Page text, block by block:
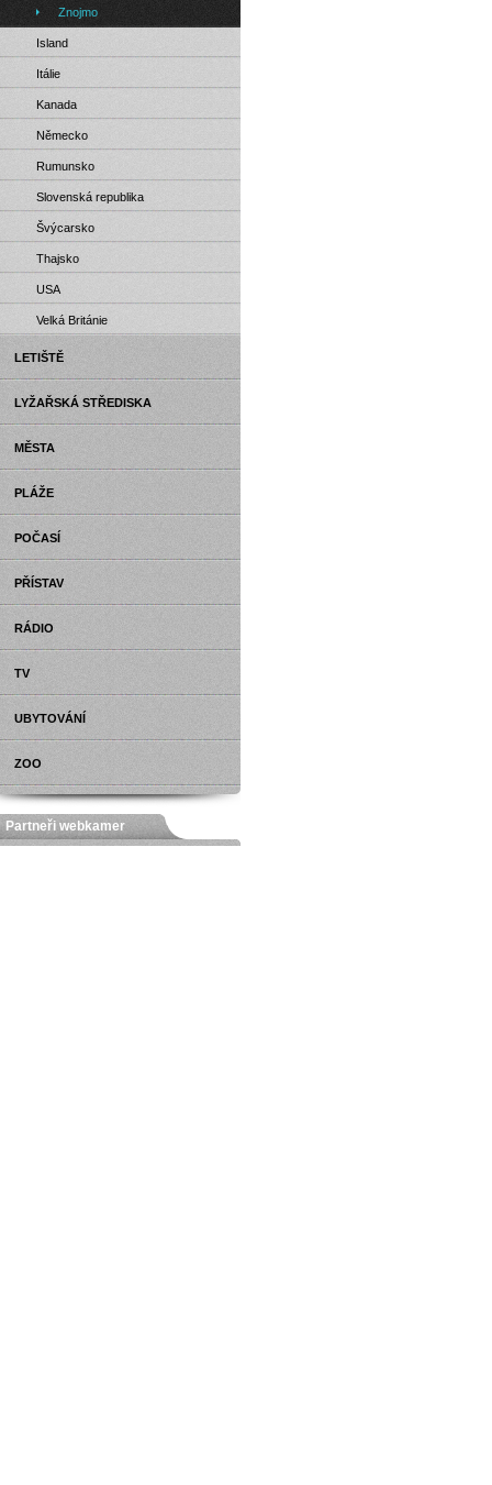
Znojmo
Island
Itálie
Kanada
Německo
Rumunsko
Slovenská republika
Švýcarsko
Thajsko
USA
Velká Británie
LETIŠTĚ
LYŽAŘSKÁ STŘEDISKA
MĚSTA
PLÁŽE
POČASÍ
PŘÍSTAV
RÁDIO
TV
UBYTOVÁNÍ
ZOO
Partneři webkamer